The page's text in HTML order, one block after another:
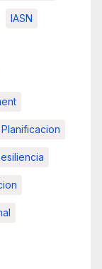
IASN
Planificacion